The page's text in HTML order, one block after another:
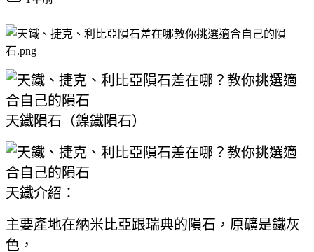
天鐵隕石（鎳鐵隕石）
天鐵介紹：
主要產地在納米比亞跟瑞典的隕石，原礦是鐵灰
色，